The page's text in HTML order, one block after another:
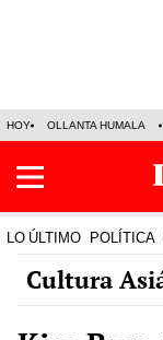
HOY OLLANTA HUMALA
LO ÚLTIMO POLÍTICA
Cultura